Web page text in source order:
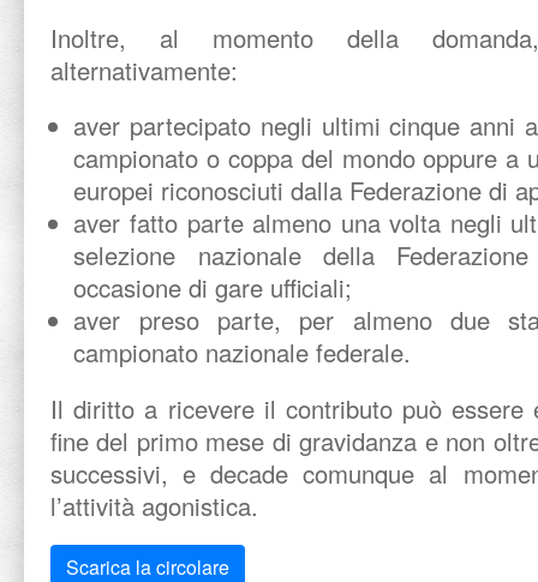
Inoltre, al momento della
alternativamente:
aver partecipato negli ultimi cinque anni
campionato o coppa del mondo oppure a
europei riconosciuti dalla Federazione di
aver fatto parte almeno una volta negli
selezione nazionale della
occasione di gare ufficiali;
aver preso parte, per almeno due
campionato nazionale federale.
Il diritto a ricevere il contributo può essere
fine del primo mese di gravidanza e non
successivi, e decade comunque al
l’attività agonistica.
Scarica la circolare